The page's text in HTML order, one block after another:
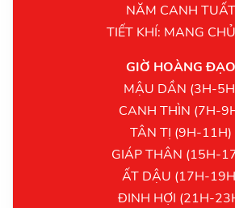
NĂM CANH TUẤT
TIẾT KHÍ: MANG
GIỜ HOÀNG ĐẠO
MẬU DẦN (3H-
CANH THÌN (7H-
TÂN TỊ (9H-11H)
GIÁP THÂN (15H-
ẤT DẬU (17H-
ĐINH HỢI (21H-